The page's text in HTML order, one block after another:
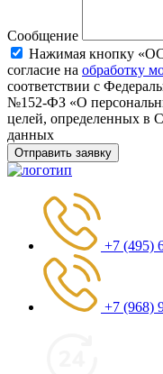
Сообщение
Нажимая кнопку
согласие на обработку
соответствии с
№152-ФЗ «О
целей, определенных в
данных
Отправить заявку
+7 (495)
+7 (968)